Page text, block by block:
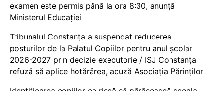
examen este permis până la ora 8:30, anunță
Ministerul Educației
Tribunalul Constanța a suspendat reducerea
posturilor de la Palatul Copiilor pentru anul școlar
2026-2027 prin decizie executorie / ISJ Constanța
refuză să aplice hotărârea, acuză Asociația Părinților